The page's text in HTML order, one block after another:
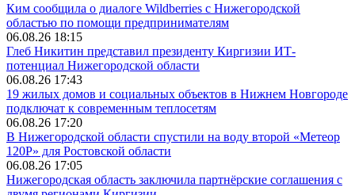
Ким сообщила о диалоге Wildberries с Нижегородской
областью по помощи предпринимателям
06.08.26 18:15
Глеб Никитин представил президенту Киргизии ИТ-
потенциал Нижегородской области
06.08.26 17:43
19 жилых домов и социальных объектов в Нижнем Новгороде
подключат к современным теплосетям
06.08.26 17:20
В Нижегородской области спустили на воду второй «Метеор
120Р» для Ростовской области
06.08.26 17:05
Нижегородская область заключила партнёрские соглашения с